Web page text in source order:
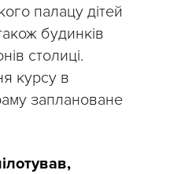
палацу дітей
будинків
столиці.
курсу в
заплановане